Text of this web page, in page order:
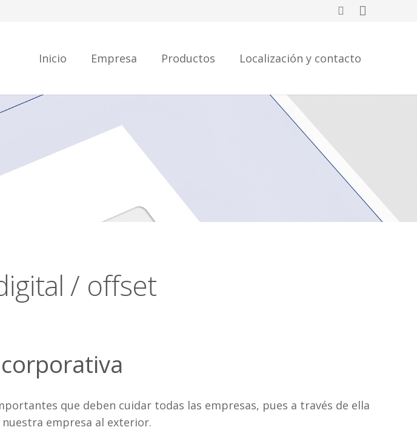
Inicio Empresa Productos Localización y contacto
/ offset
que deben cuidar todas las empresas, pues a través de ella
empresa al exterior.